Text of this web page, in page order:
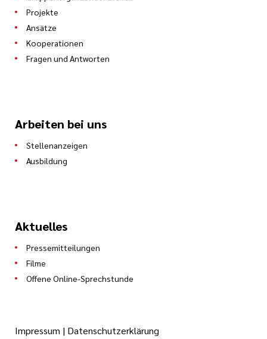
Projekte
Ansätze
Kooperationen
Fragen und Antworten
Arbeiten bei uns
Stellenanzeigen
Ausbildung
Aktuelles
Pressemitteilungen
Filme
Offene Online-Sprechstunde
Impressum | Datenschutzerklärung